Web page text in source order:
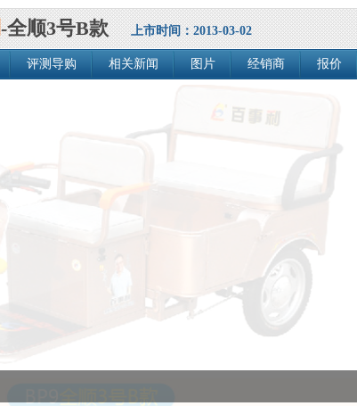
-全顺3号B款 上市时间：2013-03-02
评测导购 相关新闻 图片 经销商 报价